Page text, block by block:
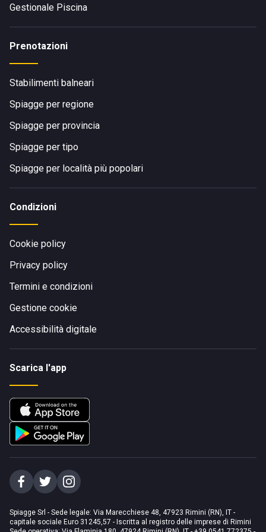
servizi navetta.
Vieni a vivere la tradizione e l’accoglienza del
Lignano
indimenticabile grazie a storia, servizi eccellenti e la
Gestionale Piscina
Prenotazioni
Stabilimenti balneari
Spiagge per regione
Spiagge per provincia
Spiagge per tipo
Spiagge per località più popolari
Condizioni
Cookie policy
Privacy policy
Termini e condizioni
Gestione cookie
Accessibilità digitale
Scarica l'app
Spiagge Srl - Sede legale: Via Marecchiese 48, 47923 Rimini (RN), IT -
capitale sociale Euro 31245,57 - Iscritta al registro delle imprese di Rimini